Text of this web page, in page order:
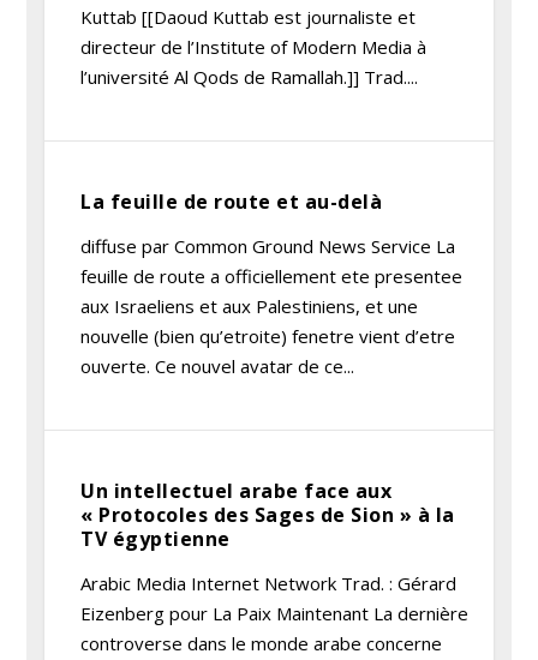
Kuttab [[Daoud Kuttab est journaliste et
directeur de l’Institute of Modern Media à
l’université Al Qods de Ramallah.]] Trad....
La feuille de route et au-delà
diffuse par Common Ground News Service La
feuille de route a officiellement ete presentee
aux Israeliens et aux Palestiniens, et une
nouvelle (bien qu’etroite) fenetre vient d’etre
ouverte. Ce nouvel avatar de ce...
Un intellectuel arabe face aux
« Protocoles des Sages de Sion » à la
TV égyptienne
Arabic Media Internet Network Trad. : Gérard
Eizenberg pour La Paix Maintenant La dernière
controverse dans le monde arabe concerne